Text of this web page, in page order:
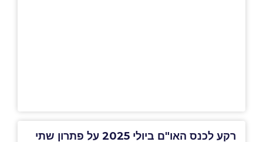
רקע לכנס האו"ם ביולי 2025 על פתרון שתי